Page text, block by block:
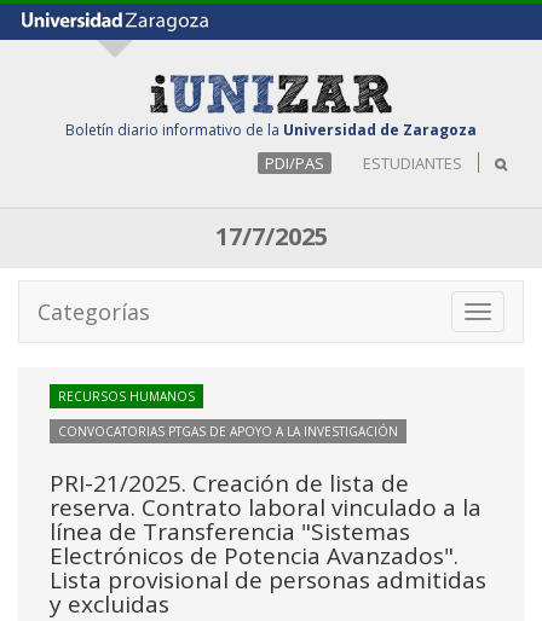
Boletín diario informativo de la Universidad de Zaragoza
PDI/PAS ESTUDIANTES
17/7/2025
Toggle
Categorías
RECURSOS HUMANOS
CONVOCATORIAS PTGAS DE APOYO A LA INVESTIGACIÓN
PRI-21/2025. Creación de lista de
reserva. Contrato laboral vinculado a la
línea de Transferencia "Sistemas
Electrónicos de Potencia Avanzados".
Lista provisional de personas admitidas
y excluidas